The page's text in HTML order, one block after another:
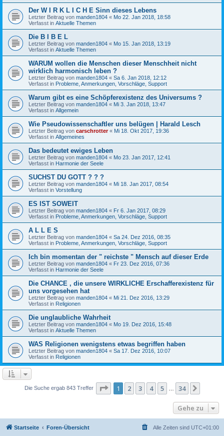
Der W I R K L I C H E Sinn dieses Lebens
Letzter Beitrag von manden1804 « Mo 22. Jan 2018, 18:58
Verfasst in Aktuelle Themen
Die B I B E L
Letzter Beitrag von manden1804 « Mo 15. Jan 2018, 13:19
Verfasst in Aktuelle Themen
WARUM wollen die Menschen dieser Menschheit nicht
wirklich harmonisch leben ?
Letzter Beitrag von manden1804 « Sa 6. Jan 2018, 12:12
Verfasst in Probleme, Anmerkungen, Vorschläge, Support
Warum gibt es eine Schöpferexistenz des Universums ?
Letzter Beitrag von manden1804 « Mi 3. Jan 2018, 13:47
Verfasst in Allgemein
Wie Pseudowissenschaftler uns belügen | Harald Lesch
Letzter Beitrag von carschrotter« Mi 18. Okt 2017, 19:36
Verfasst in Allgemeines
Das bedeutet ewiges Leben
Letzter Beitrag von manden1804 « Mo 23. Jan 2017, 12:41
Verfasst in Harmonie der Seele
SUCHST DU GOTT ? ? ?
Letzter Beitrag von manden1804 « Mi 18. Jan 2017, 08:54
Verfasst in Vorstellung
ES IST SOWEIT
Letzter Beitrag von manden1804 « Fr 6. Jan 2017, 08:29
Verfasst in Probleme, Anmerkungen, Vorschläge, Support
A L L E S
Letzter Beitrag von manden1804 « Sa 24. Dez 2016, 08:35
Verfasst in Probleme, Anmerkungen, Vorschläge, Support
Ich bin momentan der " reichste " Mensch auf dieser Erde
Letzter Beitrag von manden1804 « Fr 23. Dez 2016, 07:36
Verfasst in Harmonie der Seele
Die CHANCE , die unsere WIRKLICHE Erschafferexistenz für
uns vorgesehen hat
Letzter Beitrag von manden1804 « Mi 21. Dez 2016, 13:29
Verfasst in Religionen
Die unglaubliche Wahrheit
Letzter Beitrag von manden1804 « Mo 19. Dez 2016, 15:48
Verfasst in Aktuelle Themen
WAS Religionen wenigstens etwas begriffen haben
Letzter Beitrag von manden1804 « Sa 17. Dez 2016, 10:07
Verfasst in Religionen
Die Suche ergab 843 Treffer Seite 1von 34
1 2 3 4 5 34
Gehe zu
Startseite Foren-Übersicht Alle Zeiten sind UTC+01:00